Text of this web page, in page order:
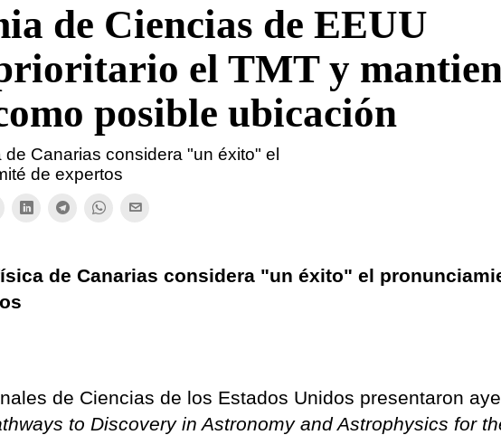
de Ciencias de EEUU
el TMT y
posible ubicación
de Canarias considera "un éxito" el
de expertos
de Canarias considera "un éxito" el
de Ciencias de los Estados Unidos presentaron
to Discovery in Astronomy and Astrophysics for